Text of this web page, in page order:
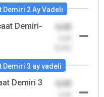
2 Ay Vadeli
Demiri-
Demiri 3 ay vadeli
Demiri 3